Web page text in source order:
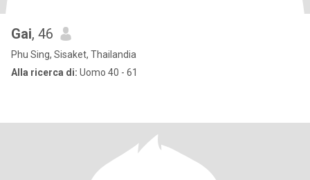
Gai, 46
Phu Sing, Sisaket, Thailandia
Alla ricerca di: Uomo 40 - 61